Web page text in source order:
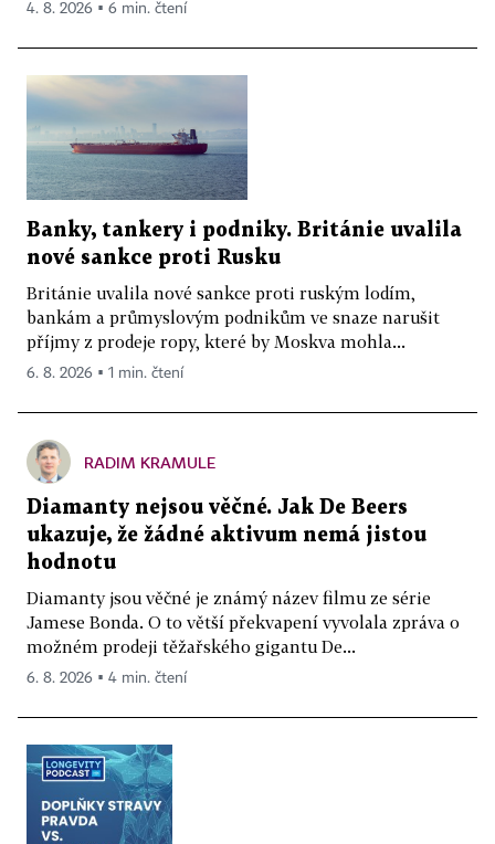
4. 8. 2026 ▪ 6 min. čtení
Banky, tankery i podniky. Británie uvalila
nové sankce proti Rusku
Británie uvalila nové sankce proti ruským lodím,
bankám a průmyslovým podnikům ve snaze narušit
příjmy z prodeje ropy, které by Moskva mohla...
6. 8. 2026 ▪ 1 min. čtení
RADIM KRAMULE
Diamanty nejsou věčné. Jak De Beers
ukazuje, že žádné aktivum nemá jistou
hodnotu
Diamanty jsou věčné je známý název filmu ze série
Jamese Bonda. O to větší překvapení vyvolala zpráva o
možném prodeji těžařského gigantu De...
6. 8. 2026 ▪ 4 min. čtení